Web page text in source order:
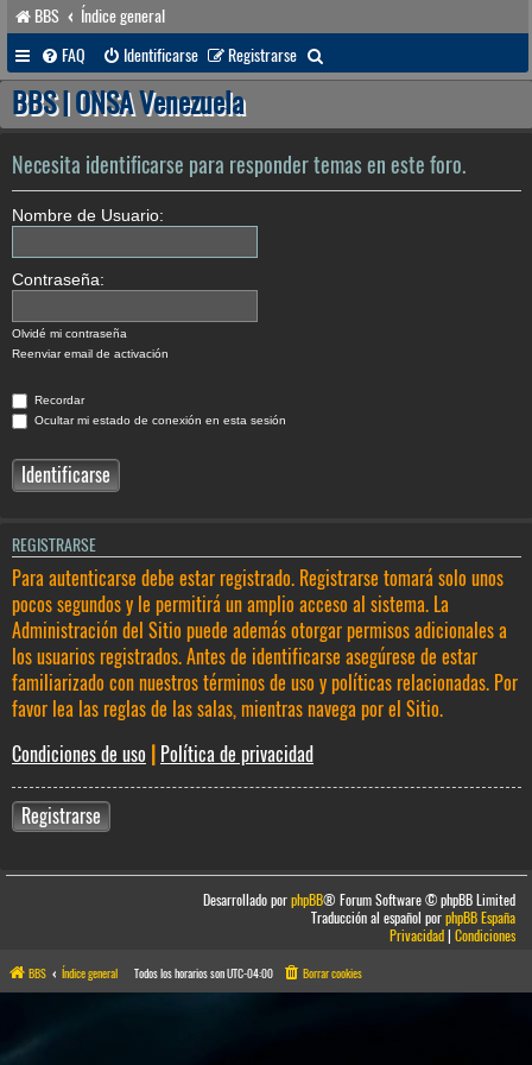
BBS
Índice general
FAQ
Identificarse Registrarse
u
a
BBS | ONSA Venezuela
Necesita identificarse para responder temas en este foro.
Nombre de Usuario:
Contraseña:
Olvidé mi contraseña
Reenviar email de activación
Recordar
Ocultar mi estado de conexión en esta sesión
REGISTRARSE
Para autenticarse debe estar registrado. Registrarse tomará solo unos
pocos segundos y le permitirá un amplio acceso al sistema. La
Administración del Sitio puede además otorgar permisos adicionales a
los usuarios registrados. Antes de identificarse asegúrese de estar
familiarizado con nuestros términos de uso y políticas relacionadas. Por
favor lea las reglas de las salas, mientras navega por el Sitio.
Condiciones de uso
Política de privacidad
Registrarse
Desarrollado porphpBB® Forum Software © phpBB Limited
Traducción al español porphpBB España
Privacidad|Condiciones
BBS Índice general Todos los horarios sonUTC-04:00 Borrar cookies